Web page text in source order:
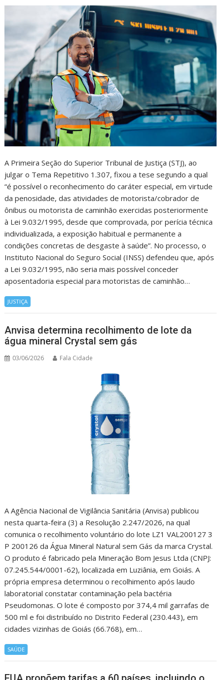
​A Primeira Seção do Superior Tribunal de Justiça (STJ), ao
julgar o Tema Repetitivo 1.307, fixou a tese segundo a qual
“é possível o reconhecimento do caráter especial, em virtude
da penosidade, das atividades de motorista/cobrador de
ônibus ou motorista de caminhão exercidas posteriormente
à Lei 9.032/1995, desde que comprovada, por perícia técnica
individualizada, a exposição habitual e permanente a
condições concretas de desgaste à saúde”. No processo, o
Instituto Nacional do Seguro Social (INSS) defendeu que, após
a Lei 9.032/1995, não seria mais possível conceder
aposentadoria especial para motoristas de caminhão…
JUSTIÇA
Anvisa determina recolhimento de lote da
água mineral Crystal sem gás
03/06/2026 Fala Cidade
A Agência Nacional de Vigilância Sanitária (Anvisa) publicou
nesta quarta-feira (3) a Resolução 2.247/2026, na qual
comunica o recolhimento voluntário do lote LZ1 VAL200127 3
P 200126 da Água Mineral Natural sem Gás da marca Crystal.
O produto é fabricado pela Mineração Bom Jesus Ltda (CNPJ:
07.245.544/0001-62), localizada em Luziânia, em Goiás. A
própria empresa determinou o recolhimento após laudo
laboratorial constatar contaminação pela bactéria
Pseudomonas. O lote é composto por 374,4 mil garrafas de
500 ml e foi distribuído no Distrito Federal (230.443), em
cidades vizinhas de Goiás (66.768), em…
SAÚDE